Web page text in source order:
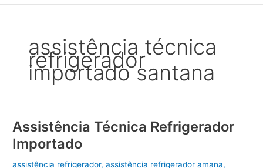
assistência técnica
refrigerador
importado santana
Assistência Técnica Refrigerador
Importado
assistência refrigerador,assistência refrigerador amana,